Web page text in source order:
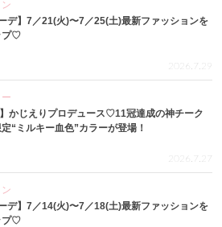
デ】7／21(火)〜7／25(土)最新ファッションを
プ♡
2026.7.29
】かじえりプロデュース♡11冠達成の神チーク
“ミルキー血色”カラーが登場！
2026.7.27
デ】7／14(火)〜7／18(土)最新ファッションを
プ♡